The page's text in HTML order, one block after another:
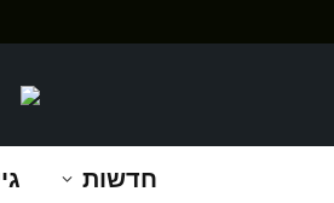
חדשות